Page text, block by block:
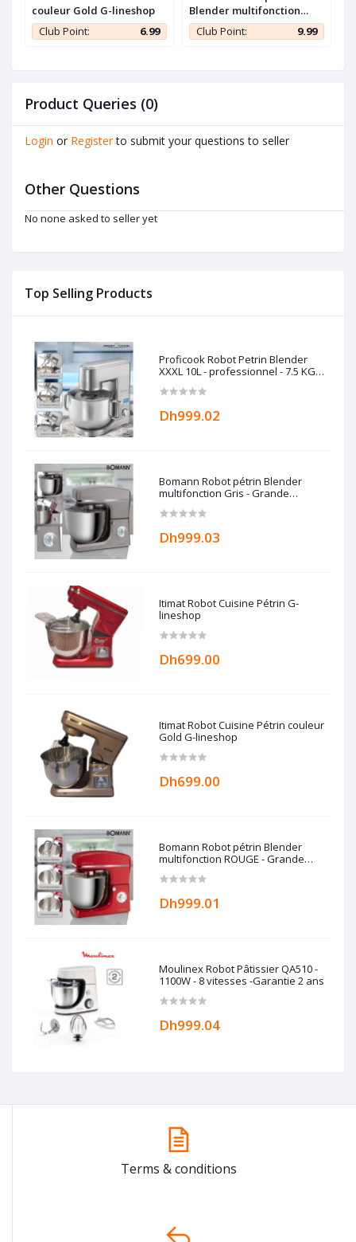
Top Selling Products
Proficook Robot Petrin Blender
XXXL 10L - professionnel - 7.5 KG
Dh999.02
Bomann Robot pétrin Blender
multifonction Gris - Grande
Dh999.03
Itimat Robot Cuisine Pétrin G-
lineshop
Dh699.00
Itimat Robot Cuisine Pétrin couleur
Gold G-lineshop
Dh699.00
Bomann Robot pétrin Blender
multifonction ROUGE - Grande
Dh999.01
Moulinex Robot Pâtissier QA510 -
1100W - 8 vitesses -Garantie 2 ans
Dh999.04
couleur Gold G-lineshop
Club Point:
6.99
Blender multifonction
ROUGE - Grande capacité
10L - 1500W -
Club Point: 9.99
Product Queries (0)
Login or Register to submit your questions to seller
Other Questions
No none asked to seller yet
Terms & conditions